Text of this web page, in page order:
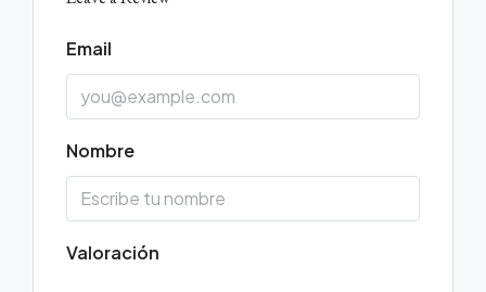
Email
Nombre
Valoración